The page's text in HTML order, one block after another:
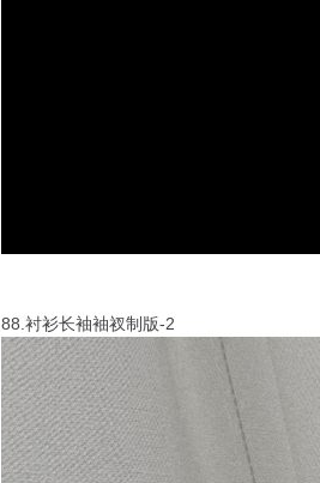
88.衬衫长袖袖衩制版-2